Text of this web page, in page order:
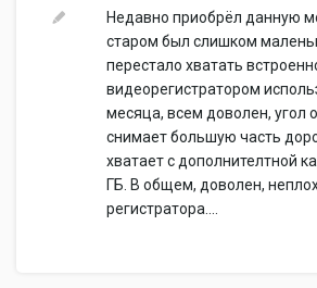
Недавно приобрёл данную
старом был слишком
перестало хватать
видеорегистратором
месяца, всем доволен, угол
снимает большую часть
хватает с дополнителтной
ГБ. В общем, доволен,
регистратора....